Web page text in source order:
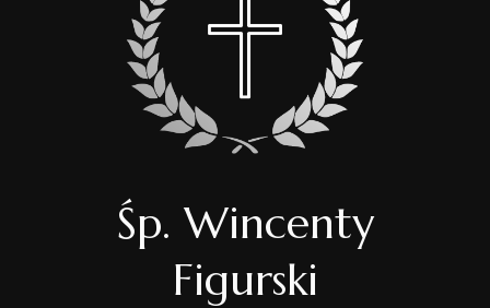
Śp. Wincenty
Figurski